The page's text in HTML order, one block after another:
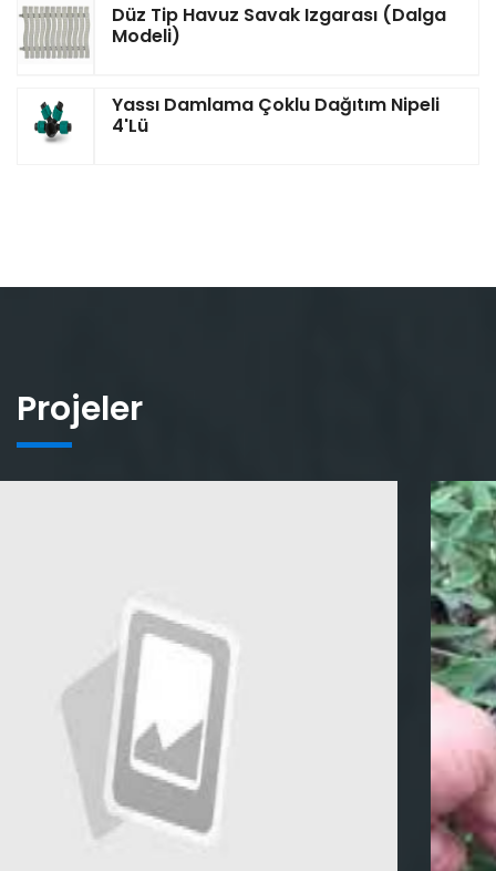
Düz Tip Havuz Savak Izgarası (Dalga
Modeli)
Yassı Damlama Çoklu Dağıtım Nipeli
4'lü
Projeler